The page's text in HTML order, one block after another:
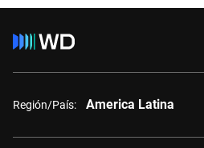
Región/País: America Latina